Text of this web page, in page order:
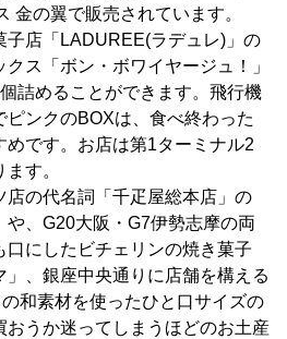
金の翼で販売されています。
子店「LADUREE(ラデュレ)」の
ス「ボン・ボワイヤージュ！」
詰めることができます。飛行機
ピンクのBOXは、食べ終わった
めです。お店は第1ターミナル2
す。
店の代名詞「千疋屋総本店」の
や、G20大阪・G7伊勢志摩の両
にしたビチェリンの焼き菓子
」、銀座中央通りに店舗を構える
の和素材を使ったひと口サイズの
おうか迷ってしまうほどのお土産